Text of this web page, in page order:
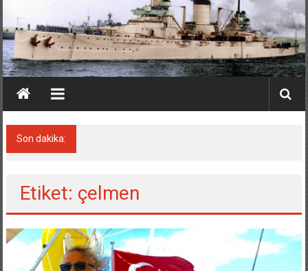
Son dakika:
Etiket: çelmen